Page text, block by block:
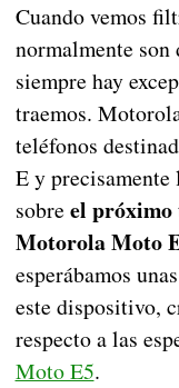
Cuando vemos
normalmente son
siempre hay
traemos.
teléfonos
E y
sobre el
Motorola Moto
esperábamos
este dispositivo,
respecto a las
Moto E5.